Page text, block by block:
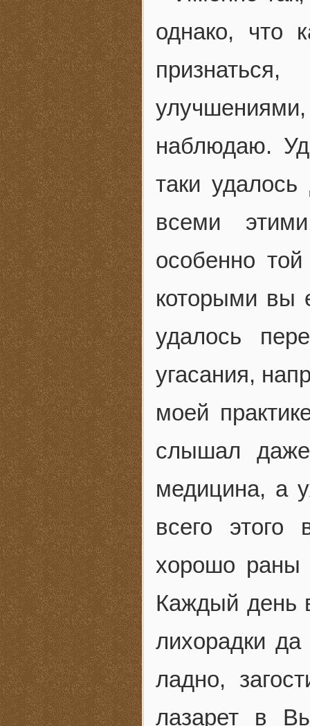
однако, что
наблюдаю.
таки
всеми
особенно
которыми вы
удалось
угасания,
моей
слышал
медицина, а
всего
хорошо раны
Каждый день
лихорадки
ладно,
лазарет в